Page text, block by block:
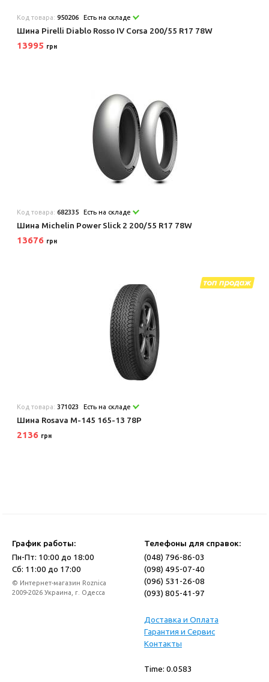
Код товара:950206 Есть на складе
Шина Pirelli Diablo Rosso IV Corsa 200/55 R17 78W
13995 грн
Код товара:682335 Есть на складе
Шина Michelin Power Slick 2 200/55 R17 78W
13676 грн
Код товара:371023 Есть на складе
Шина Rosava М-145 165-13 78P
2136 грн
График работы:
Пн-Пт: 10:00 до 18:00
Сб: 11:00 до 17:00
© Интернет-магазин Roznica
2009-2026 Украина, г. Одесса
Телефоны для справок:
(048) 796-86-03
(098) 495-07-40
(096) 531-26-08
(093) 805-41-97
Доставка и Оплата
Гарантия и Сервис
Контакты
Time: 0.0583